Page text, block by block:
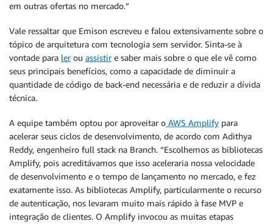
em outras ofertas no mercado.”
Vale ressaltar que Emison escreveu e falou extensivamente sobre o
tópico de arquitetura com tecnologia sem servidor. Sinta-se à
vontade para lerou assistire saber mais sobre o que ele vê como
seus principais benefícios, como a capacidade de diminuir a
quantidade de código de back-end necessária e de reduzir a dívida
técnica.
A equipe também optou por aproveitar o AWS Amplify para
acelerar seus ciclos de desenvolvimento, de acordo com Adithya
Reddy, engenheiro full stack na Branch. “Escolhemos as bibliotecas
Amplify, pois acreditávamos que isso aceleraria nossa velocidade
de desenvolvimento e o tempo de lançamento no mercado, e fez
exatamente isso. As bibliotecas Amplify, particularmente o recurso
de autenticação, nos levaram muito mais rápido à fase MVP e
integração de clientes. O Amplify invocou as muitas etapas